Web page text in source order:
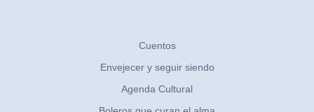
Cuentos
Envejecer y seguir siendo
Agenda Cultural